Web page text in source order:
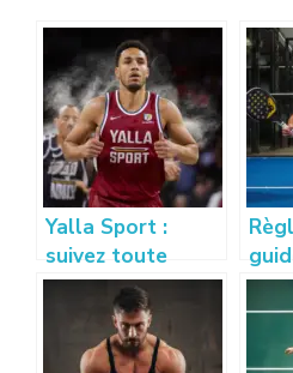
Yalla Sport :
suivez toute
l’actualité et les
résultats sportifs
en direct